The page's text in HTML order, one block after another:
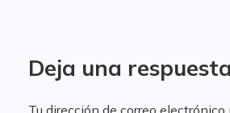
Deja una
Tu dirección de correo electrónico